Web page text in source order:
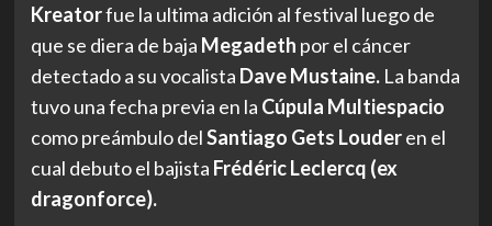
Kreatorfue la ultima adición al festival luego de
que se diera de baja Megadeth por el cáncer
detectado a su vocalista Dave Mustaine. La banda
tuvo una fecha previa en la Cúpula Multiespacio
como preámbulo delSantiago Gets Louderen el
cual debuto el bajista Frédéric Leclercq (ex
dragonforce).